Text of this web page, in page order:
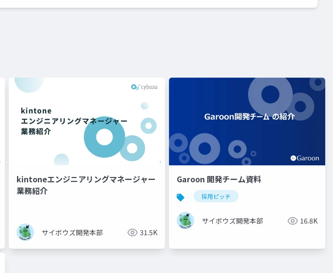
kintoneエンジニアリングマネージャー
業務紹介
サイボウズ開発本部 31.5K
Garoon 開発チーム資料
採用ピッチ
サイボウズ開発本部 16.8K